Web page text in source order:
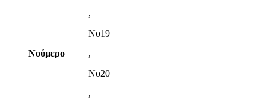
Νούμερο
,
Νο19
,
Νο20
,